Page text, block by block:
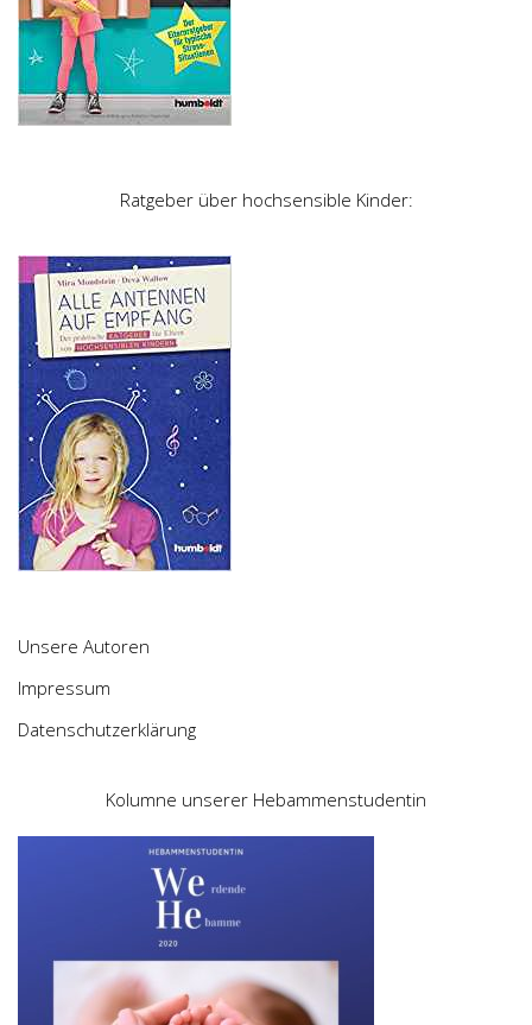
Ratgeber über hochsensible Kinder:
Unsere Autoren
Impressum
Datenschutzerklärung
Kolumne unserer Hebammenstudentin